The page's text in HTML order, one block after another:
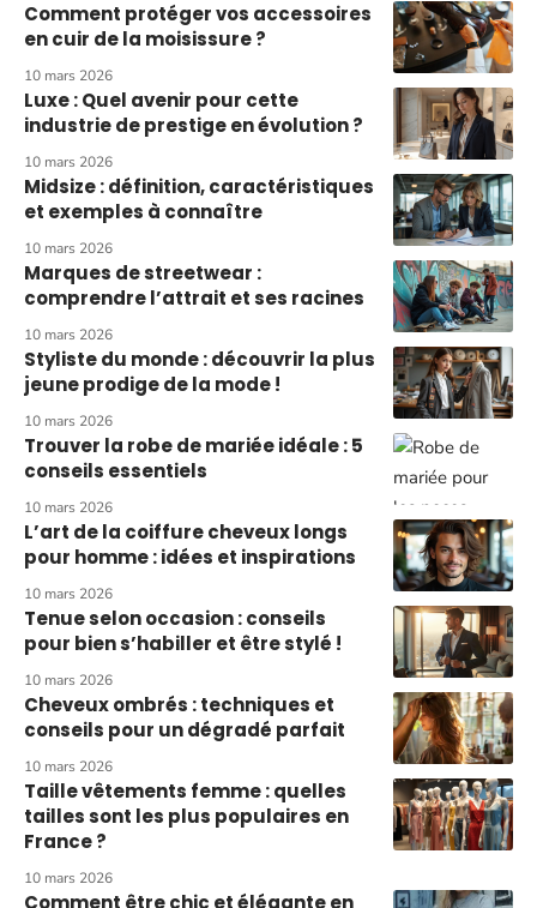
Comment protéger vos accessoires
en cuir de la moisissure ?
10 mars 2026
Luxe : Quel avenir pour cette
industrie de prestige en évolution ?
10 mars 2026
Midsize : définition, caractéristiques
et exemples à connaître
10 mars 2026
Marques de streetwear :
comprendre l’attrait et ses racines
10 mars 2026
Styliste du monde : découvrir la plus
jeune prodige de la mode !
10 mars 2026
Trouver la robe de mariée idéale : 5
conseils essentiels
10 mars 2026
L’art de la coiffure cheveux longs
pour homme : idées et inspirations
10 mars 2026
Tenue selon occasion : conseils
pour bien s’habiller et être stylé !
10 mars 2026
Cheveux ombrés : techniques et
conseils pour un dégradé parfait
10 mars 2026
Taille vêtements femme : quelles
tailles sont les plus populaires en
France ?
10 mars 2026
Comment être chic et élégante en